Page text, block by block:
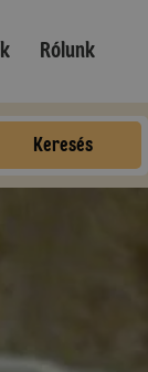
Rólunk
Keresés